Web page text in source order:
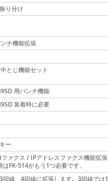
り分け
チ機能拡張
とじ機能セット
用パンチ機能
装着時に必要
ー
ァクス / IPアドレスファクス機能拡張
FK-514がもう1つ必要です。
回線、4回線に拡張します。3回線では1